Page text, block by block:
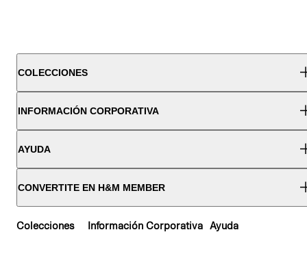
COLECCIONES
INFORMACIÓN CORPORATIVA
AYUDA
CONVERTITE EN H&M MEMBER
Colecciones Información Corporativa Ayuda